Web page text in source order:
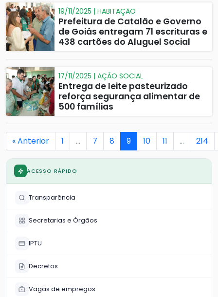
19/11/2025 | HABITAÇÃO
Prefeitura de Catalão e Governo
de Goiás entregam 71 escrituras e
438 cartões do Aluguel Social
17/11/2025 | AÇÃO SOCIAL
Entrega de leite pasteurizado
reforça segurança alimentar de
500 famílias
« Anterior 1 … 7 8 9 10 11 … 214
ACESSO RÁPIDO
Transparência
Secretarias e Órgãos
IPTU
Decretos
Vagas de empregos